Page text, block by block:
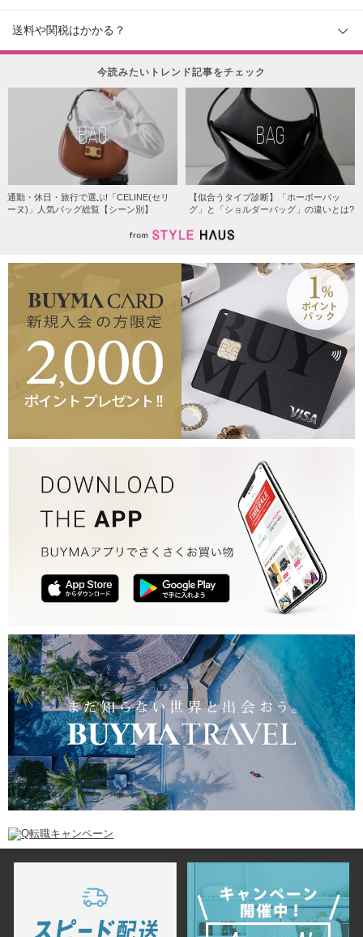
送料や関税はかかる？
今読みたいトレンド記事をチェック
BAG
通勤・休日・旅行で選ぶ!「CELINE(セリ
ーヌ)」人気バッグ総覧【シーン別】
BAG
【似合うタイプ診断】「ホーボーバッ
グ」と「ショルダーバッグ」の違いとは?